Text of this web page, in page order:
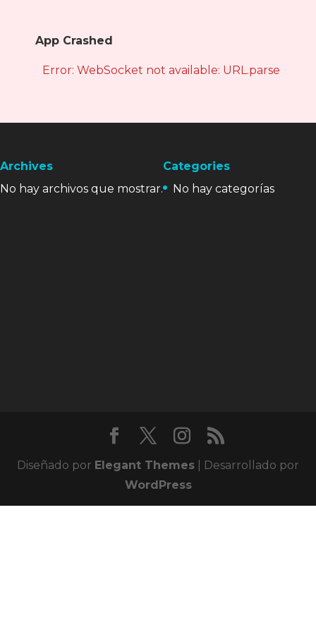
App Crashed
Error: WebSocket not available: URL.parse is
Archives
No hay archivos que mostrar.
Categories
No hay categorías
Diseñado por Elegant Themes | Desarrollado por
WordPress